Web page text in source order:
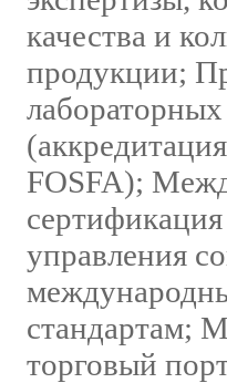
качества и
продукции;
FOSFA);
управления
стандартам;
торговый